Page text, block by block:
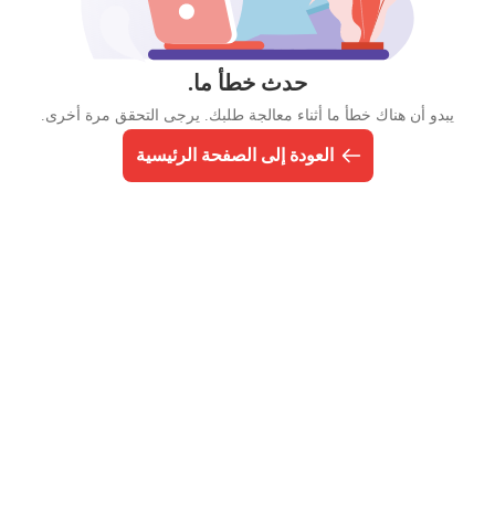
حدث خطأ ما.
يبدو أن هناك خطأ ما أثناء معالجة طلبك. يرجى التحقق مرة أخرى.
العودة إلى الصفحة الرئيسية